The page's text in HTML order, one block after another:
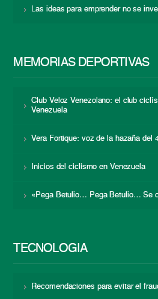
Las ideas para emprender no se
MEMORIAS DEPORTIVAS
Club Veloz Venezolano: el club
Venezuela
Vera Fortique: voz de la hazaña del
Inicios del ciclismo en Venezuela
«Pega Betulio… Pega Betulio… Se
TECNOLOGÍA
Recomendaciones para evitar el